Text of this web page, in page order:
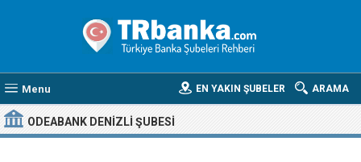
Menu ARAMA
EN YAKIN ŞUBELER
ODEABANK DENIZLI ŞUBESI